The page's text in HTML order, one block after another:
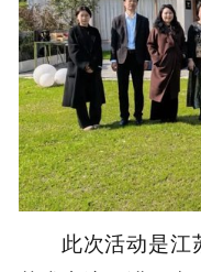
此次活动是江